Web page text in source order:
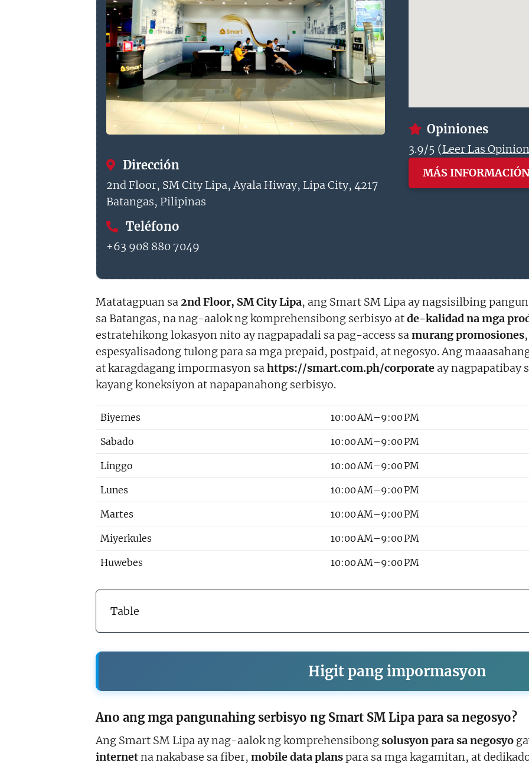
Dirección
2nd Floor, SM City Lipa, Ayala Hiway, Lipa City, 4217
Batangas, Pilipinas
Teléfono
+63 908 880 7049
Opiniones
3.9/5 (Leer Las
MÁS INFORMACIÓN
Matatagpuan sa2nd Floor, SM City Lipa, ang Smart SM Lipa ay nagsisilbing
sa Batangas, na nag-aalok ng komprehensibong serbisyo atde-kalidad na mga
estratehikong lokasyon nito ay nagpapadali sa pag-access samurang promosiones
espesyalisadong tulong para sa mga prepaid, postpaid, at negosyo. Ang
at karagdagang impormasyon sahttps://smart.com.ph/corporate ay nagpapatibay
kayang koneksiyon at napapanahong serbisyo.
Biyernes 10:00 AM–9:00 PM
Sabado 10:00 AM–9:00 PM
Linggo 10:00 AM–9:00 PM
Lunes 10:00 AM–9:00 PM
Martes 10:00 AM–9:00 PM
Miyerkules 10:00 AM–9:00 PM
Huwebes 10:00 AM–9:00 PM
Table
Higit pang impormasyon
Ano ang mga pangunahing serbisyo ng Smart SM Lipa para sa negosyo?
Ang Smart SM Lipa ay nag-aalok ng komprehensibong solusyon para sa negosyo
internetna nakabase sa fiber, mobile data planspara sa mga kagamitan, at